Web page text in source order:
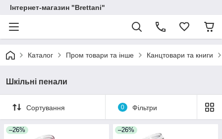
Інтернет-магазин "Brettani"
Каталог Пром товари та інше Канцтовари та книги
Шкільні пенали
Сортування 0 Фільтри
–26% –26%